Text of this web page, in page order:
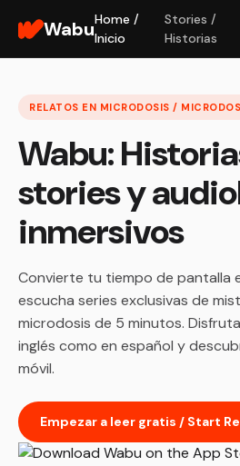
WabuHome /
Inicio
Stories /
Historias
RELATOS EN MICRODOSIS /
Wabu:
stories y
inmersivos
Convierte tu tiempo de pantalla
escucha series exclusivas de
microdosis de 5 minutos.
inglés como en español y
móvil.
Empezar a leer gratis / Start